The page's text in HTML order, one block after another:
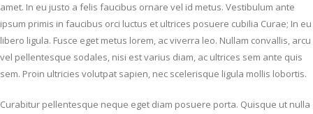
amet. In eu justo a felis faucibus ornare vel id metus. Vestibulum ante
ipsum primis in faucibus orci luctus et ultrices posuere cubilia Curae; In eu
libero ligula. Fusce eget metus lorem, ac viverra leo. Nullam convallis, arcu
vel pellentesque sodales, nisi est varius diam, ac ultrices sem ante quis
sem. Proin ultricies volutpat sapien, nec scelerisque ligula mollis lobortis.
Curabitur pellentesque neque eget diam posuere porta. Quisque ut nulla